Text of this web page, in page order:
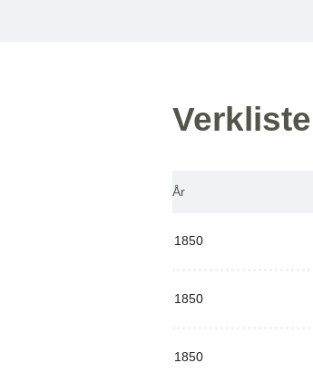
Verkliste
År
1850
1850
1850